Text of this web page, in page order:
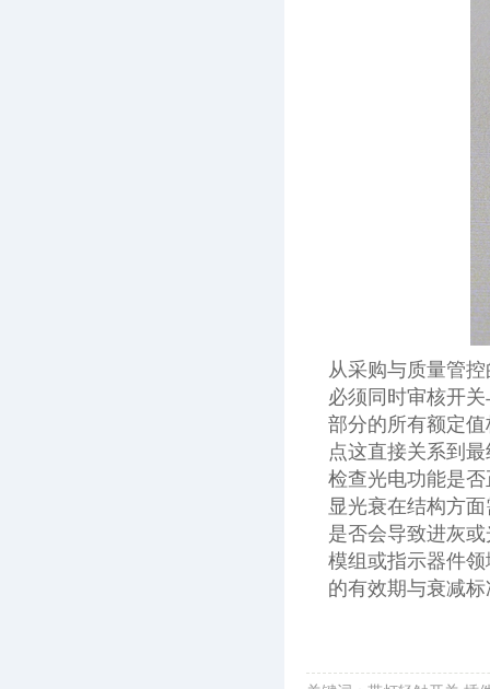
从采购与质量管
必须同时审核开
部分的所有额定
点这直接关系到
检查光电功能是
显光衰在结构方
是否会导致进灰
模组或指示器件
的有效期与衰减